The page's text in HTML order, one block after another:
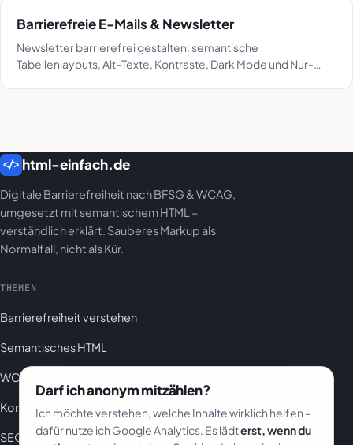
Barrierefreie E-Mails & Newsletter
Newsletter barrierefrei gestalten: semantische
Tabellenlayouts, Alt-Texte, Kontraste, Dark Mode und Nur-
</> html-einfach.de
Digitale Barrierefreiheit nach BFSG & WCAG,
umgesetzt mit semantischem HTML –
verständlich erklärt. Sauberes Markup als
Normalfall, nicht als Kür.
THEMEN
Barrierefreiheit verstehen
Semantisches HTML
WCAG & BFSG
Komponenten
SEO & KI
Darf ich anonym mitzählen?
Ich möchte verstehen, welche Inhalte wirklich helfen –
dafür nutze ich Google Analytics. Es lädterst, wenn du